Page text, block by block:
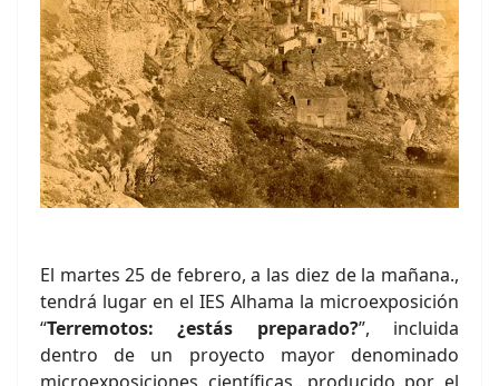
El martes 25 de febrero, a las diez de la mañana.,
tendrá lugar en el IES Alhama la microexposición
“Terremotos: ¿estás preparado?”, incluida
dentro de un proyecto mayor denominado